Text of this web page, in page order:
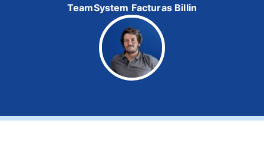
TeamSystem Facturas Billin